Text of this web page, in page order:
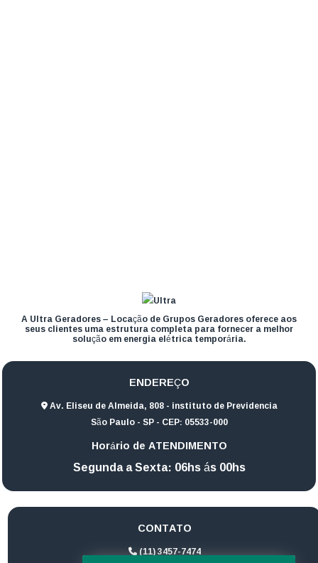
A Ultra Geradores – Locação de Grupos Geradores oferece aos
seus clientes uma estrutura completa para fornecer a melhor
solução em energia elétrica temporária.
ENDEREÇO
Av. Eliseu de Almeida, 808 - instituto de Previdencia
São Paulo - SP - CEP: 05533-000
Horário de ATENDIMENTO
Segunda a Sexta: 06hs ás 00hs
CONTATO
(11) 3457-7474